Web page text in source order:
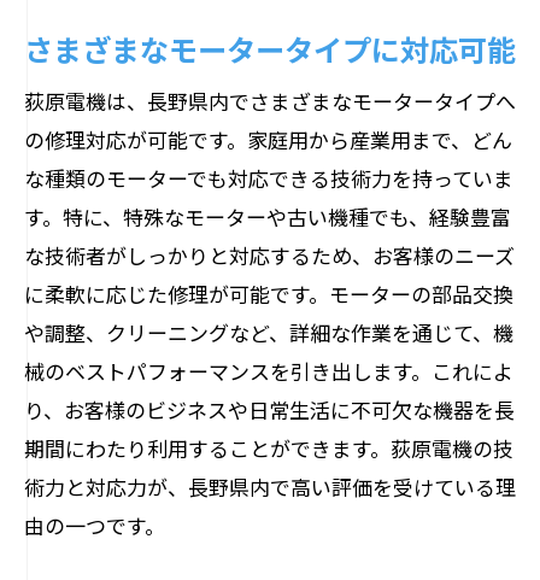
さまざまなモータータイプに対応可能
荻原電機は、長野県内でさまざまなモータータイプへ
の修理対応が可能です。家庭用から産業用まで、どん
な種類のモーターでも対応できる技術力を持っていま
す。特に、特殊なモーターや古い機種でも、経験豊富
な技術者がしっかりと対応するため、お客様のニーズ
に柔軟に応じた修理が可能です。モーターの部品交換
や調整、クリーニングなど、詳細な作業を通じて、機
械のベストパフォーマンスを引き出します。これによ
り、お客様のビジネスや日常生活に不可欠な機器を長
期間にわたり利用することができます。荻原電機の技
術力と対応力が、長野県内で高い評価を受けている理
由の一つです。